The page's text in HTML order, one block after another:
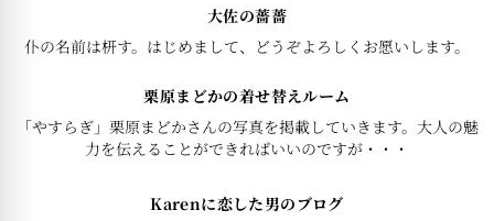
大佐の薔薔
仆の名前は枅す。はじめまして、どうぞよろしくお愿いします。
栗原まどかの着せ替えルーム
「やすらぎ」栗原まどかさんの写真を掲載していきます。大人の魅
力を伝えることができればいいのですが・・・
Karenに恋した男のブログ